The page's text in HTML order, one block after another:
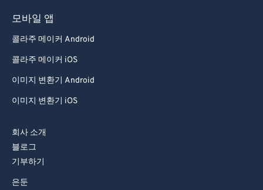
모바일 앱
콜라주 메이커 Android
콜라주 메이커 iOS
이미지 변환기 Android
이미지 변환기 iOS
회사 소개
블로그
기부하기
은둔